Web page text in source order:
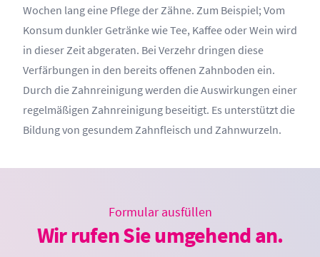
Wochen lang eine Pflege der Zähne. Zum Beispiel; Vom
Konsum dunkler Getränke wie Tee, Kaffee oder Wein wird
in dieser Zeit abgeraten. Bei Verzehr dringen diese
Verfärbungen in den bereits offenen Zahnboden ein.
Durch die Zahnreinigung werden die Auswirkungen einer
regelmäßigen Zahnreinigung beseitigt. Es unterstützt die
Bildung von gesundem Zahnfleisch und Zahnwurzeln.
Formular ausfüllen
Wir rufen Sie umgehend an.